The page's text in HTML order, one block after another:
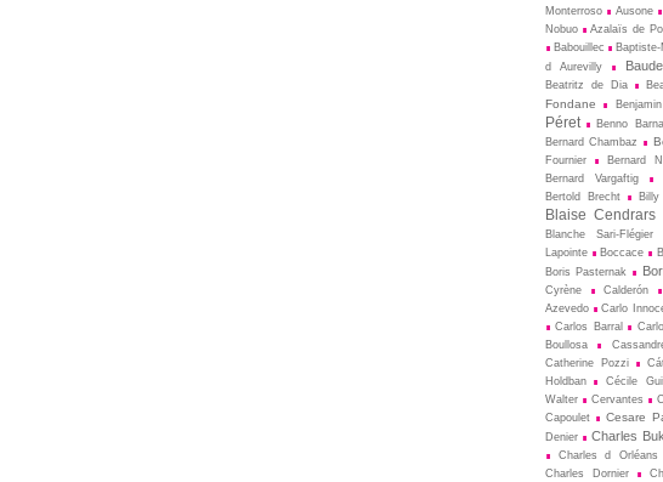
Monterroso
Ausone
Nobuo
Azalaïs de
Babouillec
d Aurevilly
Beatritz de Dia
Fondane
Péret
Benno
Bernard Chambaz
Fournier
Bernard
Bernard Vargaftig
Bertold Brecht
Blaise Cendrars
Blanche Sari-Flégier
Lapointe
Boccace
Boris Pasternak
Cyrène
Cal­derón
Azevedo
Carlo
Carlos Barral
Boullosa
Catherine Pozzi
Holdban
Cécile
Walter
Cervantes
Capoulet
Cesare
Denier
Charles
Charles d Orléans
Charles Dornier